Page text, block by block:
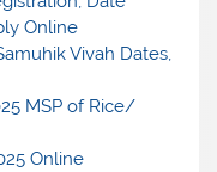
Online
Vivah Dates,
MSP of Rice/
Online